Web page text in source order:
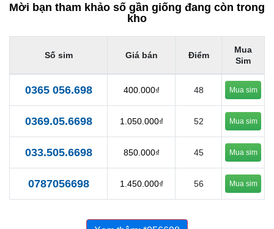
Mời bạn tham khảo số gần giống đang còn trong
kho
Số sim Giá bán Điểm
Mua
Sim
0365 056.698 400.000₫ 48 Mua sim
0369.05.6698 1.050.000₫ 52 Mua sim
033.505.6698 850.000₫ 45 Mua sim
0787056698 1.450.000₫ 56 Mua sim